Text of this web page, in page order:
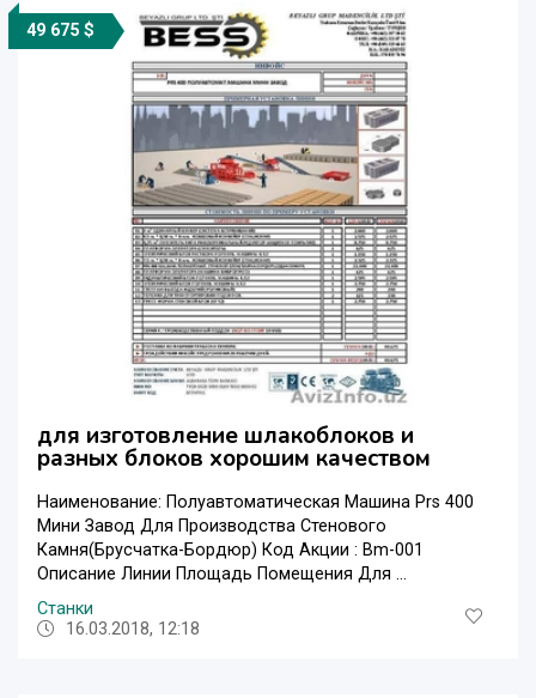
49 675 $
для изготовление шлакоблоков и
разных блоков хорошим качеством
Наименование: Полуавтоматическая Машина Prs 400
Мини Завод Для Производства Стенового
Камня(Брусчатка-Бордюр) Код Акции : Bm-001
Описание Линии Площадь Помещения Для ...
Станки
16.03.2018, 12:18